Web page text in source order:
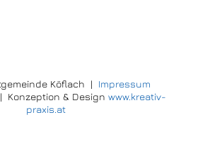
Köflach | Impressum
& Design www.kreativ-
praxis.at